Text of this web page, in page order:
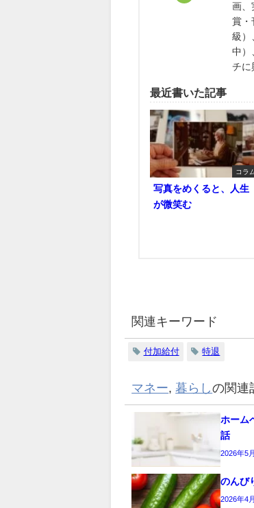
画、
賞・
級）
中）
チに
最近書いた記事
コラム
写真をめくると、人生
が微笑む
関連キーワード
付加給付 特退
マネー 暮らしの関連
ホーム
話
2026年5
のんび
2026年4